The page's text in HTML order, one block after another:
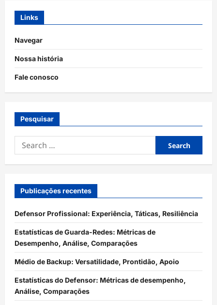
Links
Navegar
Nossa história
Fale conosco
Pesquisar
Search
for:
Publicações recentes
Defensor Profissional: Experiência, Táticas, Resiliência
Estatísticas de Guarda-Redes: Métricas de
Desempenho, Análise, Comparações
Médio de Backup: Versatilidade, Prontidão, Apoio
Estatísticas do Defensor: Métricas de desempenho,
Análise, Comparações